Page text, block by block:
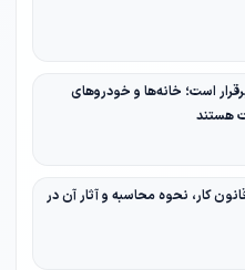
است؛ خانه‌ها و خودروهای
هستند
کار، نحوه محاسبه و آثار آن در